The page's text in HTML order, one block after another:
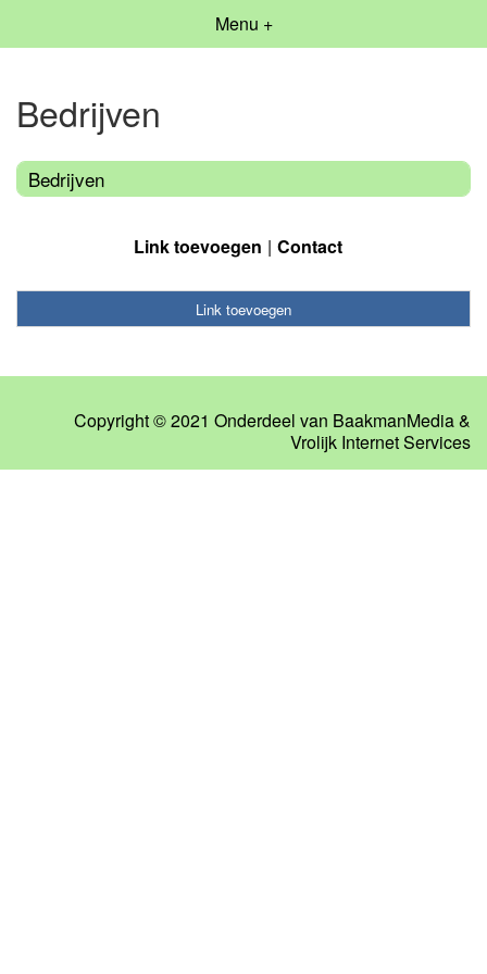
Menu +
Bedrijven
Bedrijven
Link toevoegen Contact
Link toevoegen
Copyright © 2021 Onderdeel van BaakmanMedia&
Vrolijk Internet Services